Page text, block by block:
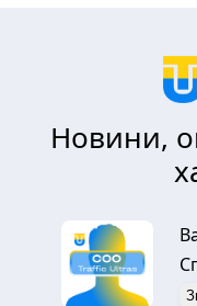
Новини,